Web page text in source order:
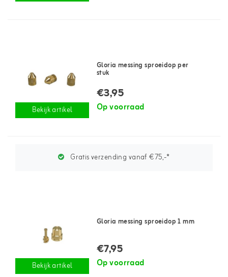
Bekijk artikel
Gloria messing sproeidop per
stuk
€3,95
Op voorraad
Gratis verzending vanaf €75,-*
Bekijk artikel
Gloria messing sproeidop 1 mm
€7,95
Op voorraad